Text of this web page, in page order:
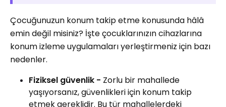
Çocuğunuzun konum takip etme konusunda hâlâ
emin değil misiniz? İşte çocuklarınızın cihazlarına
konum izleme uygulamaları yerleştirmeniz için bazı
nedenler.
Fiziksel güvenlik - Zorlu bir mahallede
yaşıyorsanız, güvenlikleri için konum takip
etmek gereklidir. Bu tür mahallelerdeki